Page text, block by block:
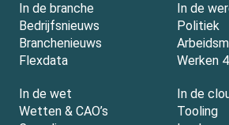
In de branche
Bedrijfsnieuws
Branchenieuws
Flexdata
In de
Politiek
Werken
In de wet
Wetten & CAO’s
In de
Tooling